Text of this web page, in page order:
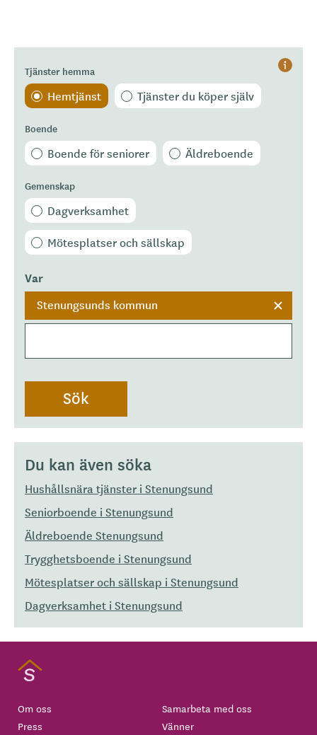
Hjälp
Tjänster hemma
Hemtjänst Tjänster du köper själv
Boende
Boende för seniorer Äldreboende
Gemenskap
Dagverksamhet
Mötesplatser och sällskap
Var
Stenungsunds kommun
Du kan även söka
Hushållsnära tjänster i Stenungsund
Seniorboende i Stenungsund
Äldreboende Stenungsund
Trygghetsboende i Stenungsund
Mötesplatser och sällskap i Stenungsund
Dagverksamhet i Stenungsund
Om oss
Press
Samarbeta med oss
Vänner